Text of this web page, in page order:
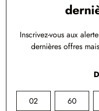
Inscrivez-vous aux
dernières offres
02 60